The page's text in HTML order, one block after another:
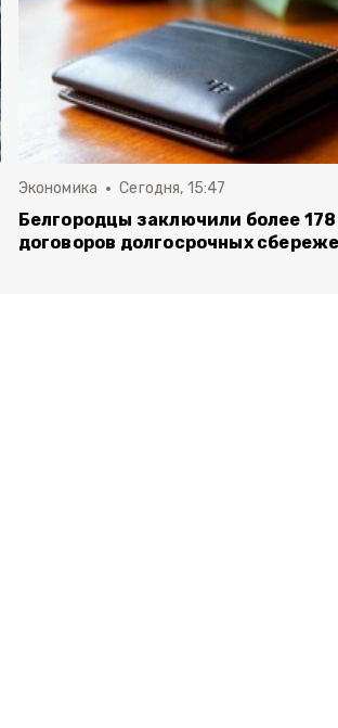
Экономика Сегодня, 15:47
Белгородцы заключили более
договоров долгосрочных